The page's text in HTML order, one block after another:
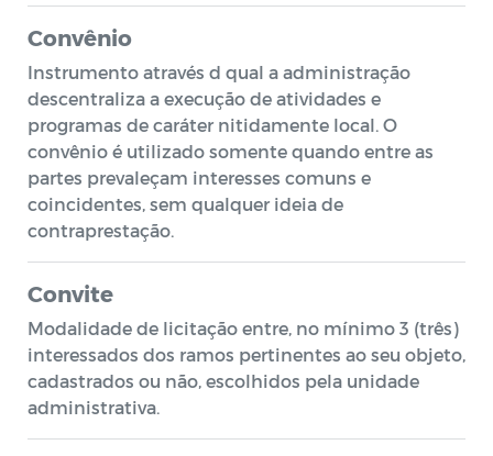
Convênio
Instrumento através d qual a administração
descentraliza a execução de atividades e
programas de caráter nitidamente local. O
convênio é utilizado somente quando entre as
partes prevaleçam interesses comuns e
coincidentes, sem qualquer ideia de
contraprestação.
Convite
Modalidade de licitação entre, no mínimo 3 (três)
interessados dos ramos pertinentes ao seu objeto,
cadastrados ou não, escolhidos pela unidade
administrativa.